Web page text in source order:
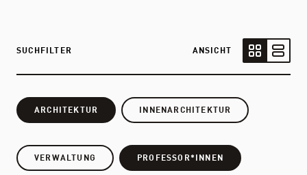
SUCHFILTER
ANSICHT
ARCHITEKTUR INNENARCHITEKTUR
VERWALTUNG PROFESSOR*INNEN